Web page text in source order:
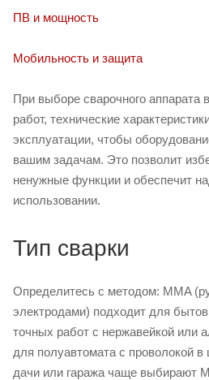
ПВ и мощность
Мобильность и защита
При выборе сварочного аппарата
работ, технические
эксплуатации, чтобы
вашим задачам. Это позволит
ненужные функции и обеспечит
использовании.
Тип сварки
Определитесь с методом: MMA
электродами) подходит для
точных работ с нержавейкой
для полуавтомата с проволокой
дачи или гаража чаще выбирают